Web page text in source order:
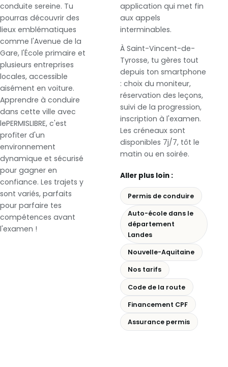
conduite sereine. Tu
pourras découvrir des
lieux emblématiques
comme l'Avenue de la
Gare, l'École primaire et
plusieurs entreprises
locales, accessible
aisément en voiture.
Apprendre à conduire
dans cette ville avec
lePERMISLIBRE, c'est
profiter d'un
environnement
dynamique et sécurisé
pour gagner en
confiance. Les trajets y
sont variés, parfaits
pour parfaire tes
compétences avant
l'examen !
application qui met fin
aux appels
interminables.
À Saint-Vincent-de-
Tyrosse, tu gères tout
depuis ton smartphone
: choix du moniteur,
réservation des leçons,
suivi de la progression,
inscription à l'examen.
Les créneaux sont
disponibles 7j/7, tôt le
matin ou en soirée.
Aller plus loin :
Permis de conduire
Auto-école dans le
département
Landes
Nouvelle-Aquitaine
Nos tarifs
Code de la route
Financement CPF
Assurance permis